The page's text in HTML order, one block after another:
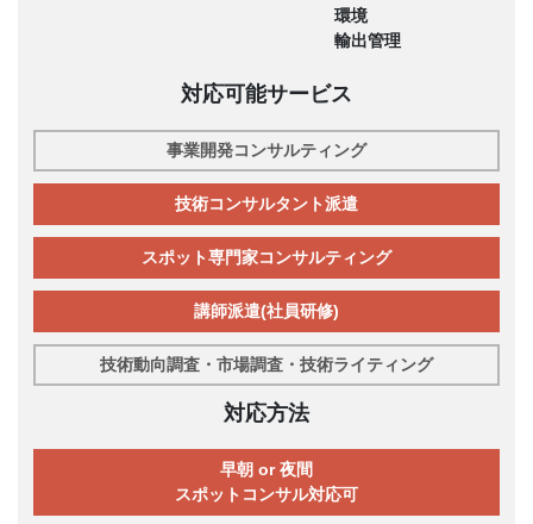
環境
輸出管理
対応可能サービス
事業開発コンサルティング
技術コンサルタント派遣
スポット専門家コンサルティング
講師派遣(社員研修)
技術動向調査・市場調査・技術ライティング
対応方法
早朝 or 夜間
スポットコンサル対応可